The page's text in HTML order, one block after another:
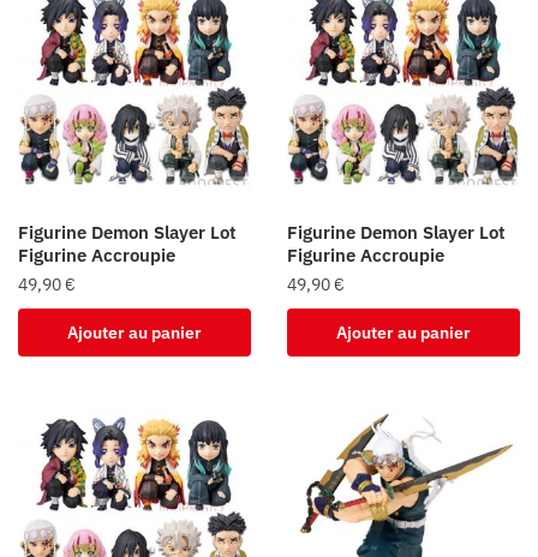
Figurine Demon Slayer Lot
Figurine Accroupie
49,90€
Ajouter au panier
Figurine Demon Slayer Lot
Figurine Accroupie
49,90€
Ajouter au panier